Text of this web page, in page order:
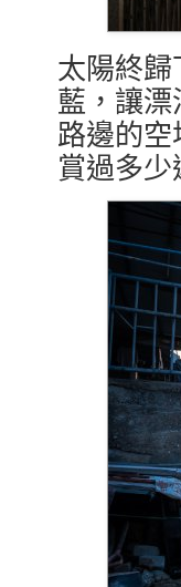
太陽終
藍，讓
路邊的
賞過多